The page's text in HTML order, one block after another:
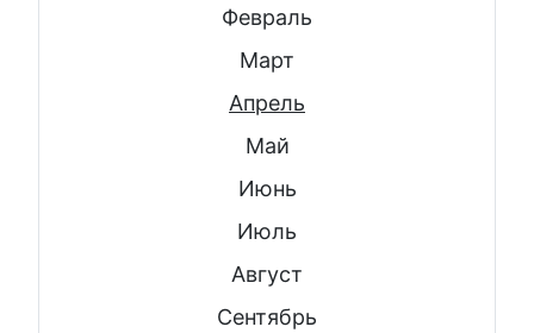
Февраль
Март
Апрель
Май
Июнь
Июль
Август
Сентябрь